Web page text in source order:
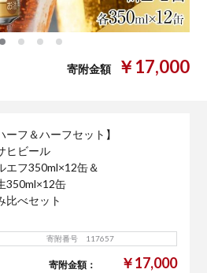
寄附金額 ￥17,000
ーフ＆ハーフセット】
ヒビール
エフ350ml×12缶＆
350ml×12缶
比べセット
寄附番号 117657
寄附金額： ￥17,000